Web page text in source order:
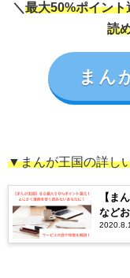
＼ 最大50%ポイン
読
まん
▼まんが王国の詳し
【ま
など